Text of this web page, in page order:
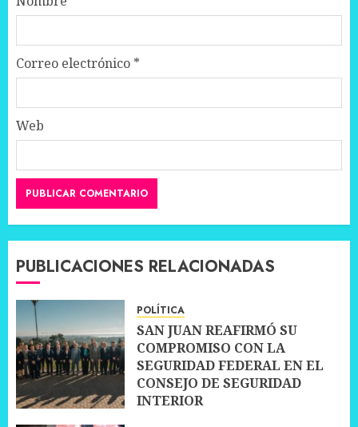
Correo electrónico *
Web
PUBLICACIONES RELACIONADAS
POLÍTICA
SAN JUAN REAFIRMÓ SU
COMPROMISO CON LA
SEGURIDAD FEDERAL EN EL
CONSEJO DE SEGURIDAD
INTERIOR